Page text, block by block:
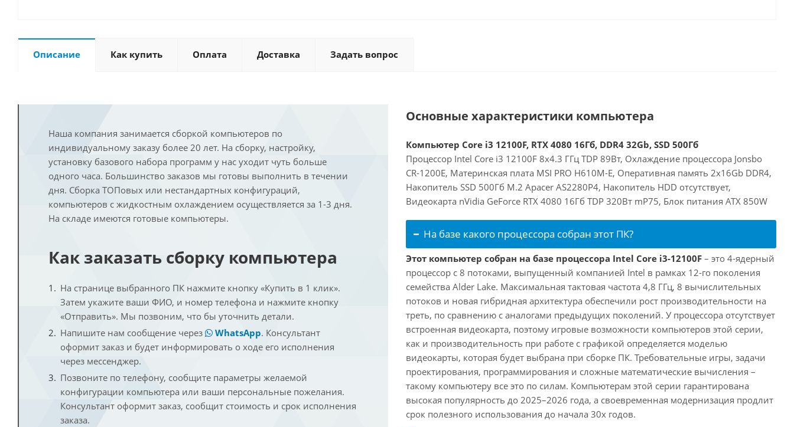
Описание Как купить Оплата Доставка Задать вопрос
Наша компания занимается сборкой компьютеров по
индивидуальному заказу более 20 лет. На сборку, настройку,
установку базового набора программ у нас уходит чуть больше
одного часа. Большинство заказов мы готовы выполнить в течении
дня. Сборка ТОПовых или нестандартных конфигураций,
компьютеров с жидкостным охлаждением осуществляется за 1-3 дня.
На складе имеются готовые компьютеры.
Как заказать сборку компьютера
На странице выбранного ПК нажмите кнопку «Купить в 1 клик».
Затем укажите ваши ФИО, и номер телефона и нажмите кнопку
«Отправить». Мы позвоним, что бы уточнить детали.
Напишите нам сообщение через
WhatsApp. Консультант
оформит заказ и будет информировать о ходе его исполнения
через мессенджер.
Позвоните по телефону, сообщите параметры желаемой
конфигурации компьютера или ваши персональные пожелания.
Консультант оформит заказ, сообщит стоимость и срок исполнения
заказа.
Основные характеристики компьютера
Компьютер Core i3 12100F, RTX 4080 16Гб, DDR4 32Gb, SSD 500Гб
Процессор Intel Core i3 12100F 8x4.3 ГГц TDP 89Вт, Охлаждение процессора Jonsbo
CR-1200E, Материнская плата MSI PRO H610M-E, Оперативная память 2x16Gb DDR4,
Накопитель SSD 500Гб M.2 Apacer AS2280P4, Накопитель HDD отсутствует,
Видеокарта nVidia GeForce RTX 4080 16Гб TDP 320Вт mP75, Блок питания ATX 850W
На базе какого процессора собран этот ПК?
Этот компьютер собран на базе процессора Intel Core i3-12100F – это 4-ядерный
процессор с 8 потоками, выпущенный компанией Intel в рамках 12-го поколения
семейства Alder Lake. Максимальная тактовая частота 4,8 ГГц, 8 вычислительных
потоков и новая гибридная архитектура обеспечили рост производительности на
треть, по сравнению с аналогами предыдущих поколений. У процессора отсутствует
встроенная видеокарта, поэтому игровые возможности компьютеров этой серии,
как и производительность при работе с графикой определяется моделью
видеокарты, которая будет выбрана при сборке ПК. Требовательные игры, задачи
проектирования, программирования и сложные математические вычисления –
такому компьютеру все это по силам. Компьютерам этой серии гарантирована
высокая популярность до 2025–2026 года, а своевременная модернизация продлит
срок полезного использования до начала 30х годов.